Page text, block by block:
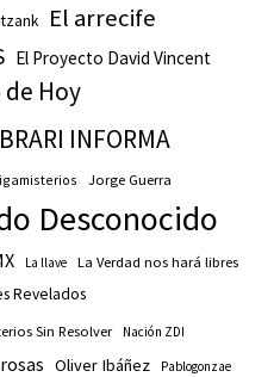
El arrecife
El Proyecto David Vincent
Hoy
INFORMA
Jorge Guerra
Desconocido
La llave La Verdad nos hará libres
Revelados
Sin Resolver Nación ZDI
Oliver Ibáñez Pablogonzae